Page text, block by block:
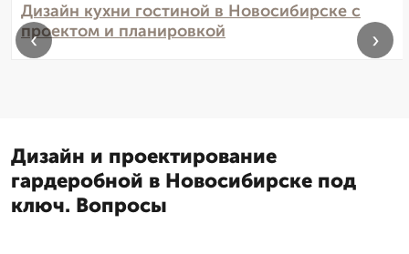
Дизайн кухни гостиной в Новосибирске с
проектом и планировкой
‹ ›
Дизайн и проектирование
гардеробной в Новосибирске под
ключ. Вопросы